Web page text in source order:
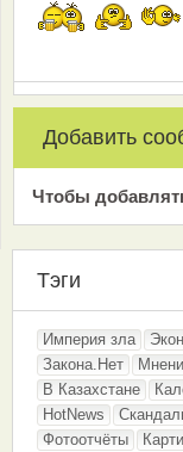
Добавить
Чтобы
Тэги
Империя зла
Закона.Нет
В Казахстане
HotNews
Фотоотчёты